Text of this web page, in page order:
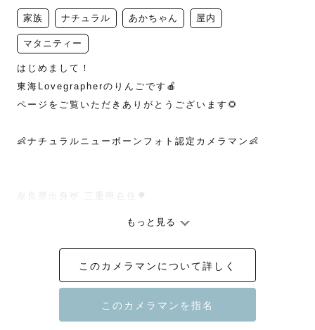
家族 ナチュラル あかちゃん 屋内
マタニティー
はじめまして！
東海Lovegrapherのりんごです🍎
ページをご覧いただきありがとうございます🌻
👶ナチュラルニューボーンフォト認定カメラマン👶
奈良県出身🦌 三重県在住🌳
☆ファミリーフォト(七五三やbirthday、マタニティ、日常
写真など！)
☆おうちフォト(新婚さんや引っ越しの記念に、ハーフバー
スデーやマタニティなどのファミリーフォトなど)
もっと見る
このカメラマンについて詳しく